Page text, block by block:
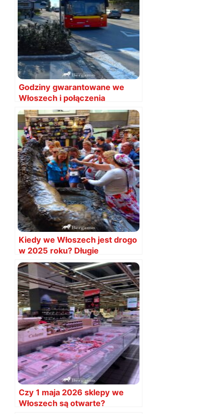
Godziny gwarantowane we
Włoszech i połączenia
gwarantowane
Kiedy we Włoszech jest drogo
w 2025 roku? Długie
weekendy
Czy 1 maja 2026 sklepy we
Włoszech są otwarte?